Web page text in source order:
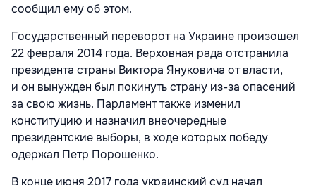
сообщил ему об этом.
Государственный переворот на Украине произошел
22 февраля 2014 года. Верховная рада отстранила
президента страны Виктора Януковича от власти,
и он вынужден был покинуть страну из-за опасений
за свою жизнь. Парламент также изменил
конституцию и назначил внеочередные
президентские выборы, в ходе которых победу
одержал Петр Порошенко.
В конце июня 2017 года украинский суд начал